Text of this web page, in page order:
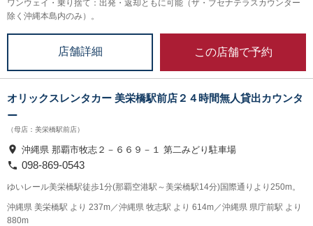
ワンウェイ・乗り捨て：出発・返却ともに可能（ザ・ブセナテラスカウンター
除く沖縄本島内のみ）。
店舗詳細 この店舗で予約
オリックスレンタカー 美栄橋駅前店２４時間無人貸出カウンタ
ー
（母店：美栄橋駅前店）
沖縄県 那覇市牧志２－６６９－１ 第二みどり駐車場
098-869-0543
ゆいレール美栄橋駅徒歩1分(那覇空港駅～美栄橋駅14分)国際通りより250m。
沖縄県 美栄橋駅 より 237m／沖縄県 牧志駅 より 614m／沖縄県 県庁前駅 より
880m